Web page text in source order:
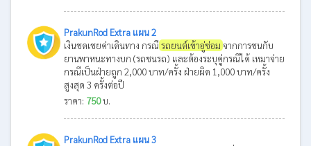
PrakunRod Extra แผน 2
เงินชดเชยค่าเดินทาง กรณี รถยนต์เข้าอู่ซ่อม จากการชนกับ
ยานพาหนะทางบก (รถชนรถ) และต้องระบุคู่กรณีได้ เหมาจ่าย
กรณีเป็นฝ่ายถูก 2,000 บาท/ครั้ง ฝ่ายผิด 1,000 บาท/ครั้ง
สูงสุด 3 ครั้งต่อปี
ราคา: 750บ.
PrakunRod Extra แผน 3